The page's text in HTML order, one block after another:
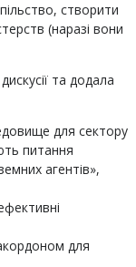
створити
(наразі вони
та додала
для сектору
питання
агентів»,
для